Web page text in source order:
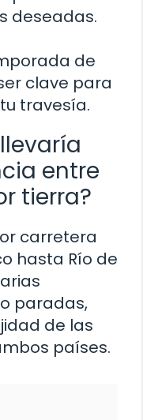
deseadas.
de
clave para
travesía.
entre
tierra?
carretera
hasta Río de
paradas,
de las
países.